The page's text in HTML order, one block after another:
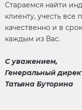
Стараемся найти
клиенту, учесть
качественно и в
каждым из Вас.​
С уважением,
Генеральный
Татьяна Буторина